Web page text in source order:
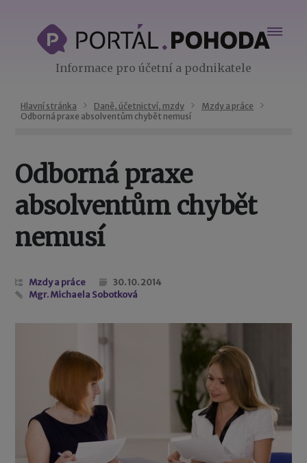
Informace pro účetní a podnikatele
Hlavní stránka Daně, účetnictví, mzdy
Mzdy a práce
Odborná praxe absolventům chybět nemusí
Odborná praxe
absolventům chybět
nemusí
Mzdy a práce
30. 10. 2014
Mgr. Michaela Sobotková